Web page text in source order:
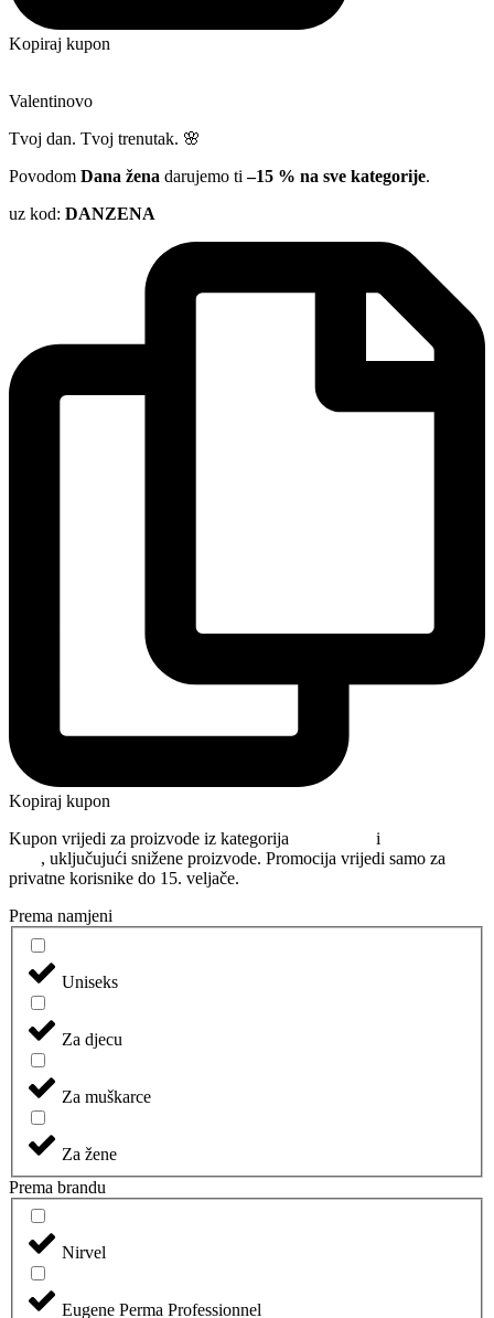
Kopiraj kupon
Valentinovo
Tvoj dan. Tvoj trenutak. 🌸
Povodom Dana žena darujemo ti–15 % na sve kategorije.
uz kod: DANZENA
Kopiraj kupon
Kupon vrijedi za proizvode iz kategorija
i
, uključujući snižene proizvode. Promocija vrijedi samo za
privatne korisnike do 15. veljače.
Prema namjeni
Uniseks
Za djecu
Za muškarce
Za žene
Prema brandu
Nirvel
Eugene Perma Professionnel